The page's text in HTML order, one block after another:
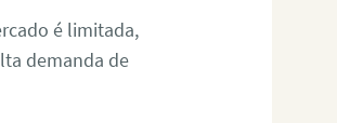
é limitada,
demanda de